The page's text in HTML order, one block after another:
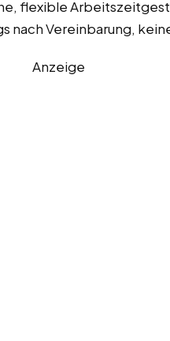
flexible
nach Vereinbarung,
Anzeige